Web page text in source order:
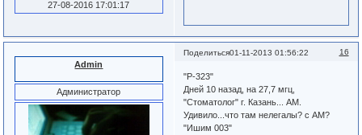
27-08-2016 17:01:17
Поделиться 16
01-11-2013 01:56:22
Admin
Администратор
"Р-323"
Дней 10 назад, на 27,7 мгц,
"Стоматолог" г. Казань... АМ.
Удивило...что там нелегалы? с АМ?
"Ишим 003"